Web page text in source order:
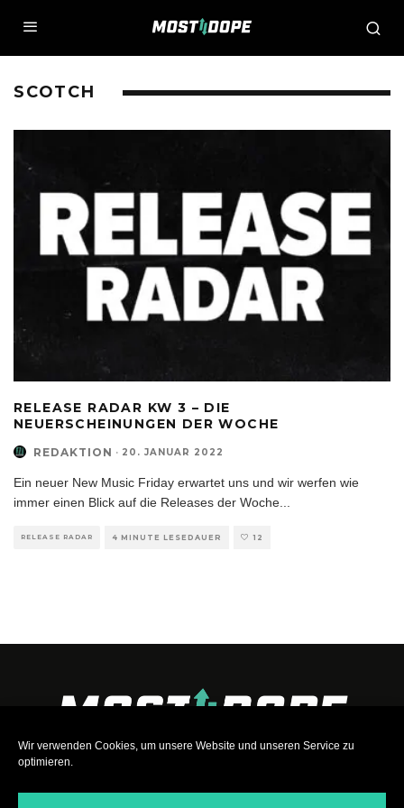
Wir verwenden Cookies, um unsere Website und unseren Service zu
optimieren.
SCOTCH
RELEASE RADAR KW 3 – DIE
NEUERSCHEINUNGEN DER WOCHE
REDAKTION · 20. JANUAR 2022
Ein neuer New Music Friday erwartet uns und wir werfen wie
immer einen Blick auf die Releases der Woche
RELEASE RADAR 4 MINUTE LESEDAUER 12